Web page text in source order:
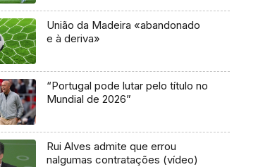
União da Madeira «abandonado
e à deriva»
“Portugal pode lutar pelo título no
Mundial de 2026”
Rui Alves admite que errou
nalgumas contratações (vídeo)